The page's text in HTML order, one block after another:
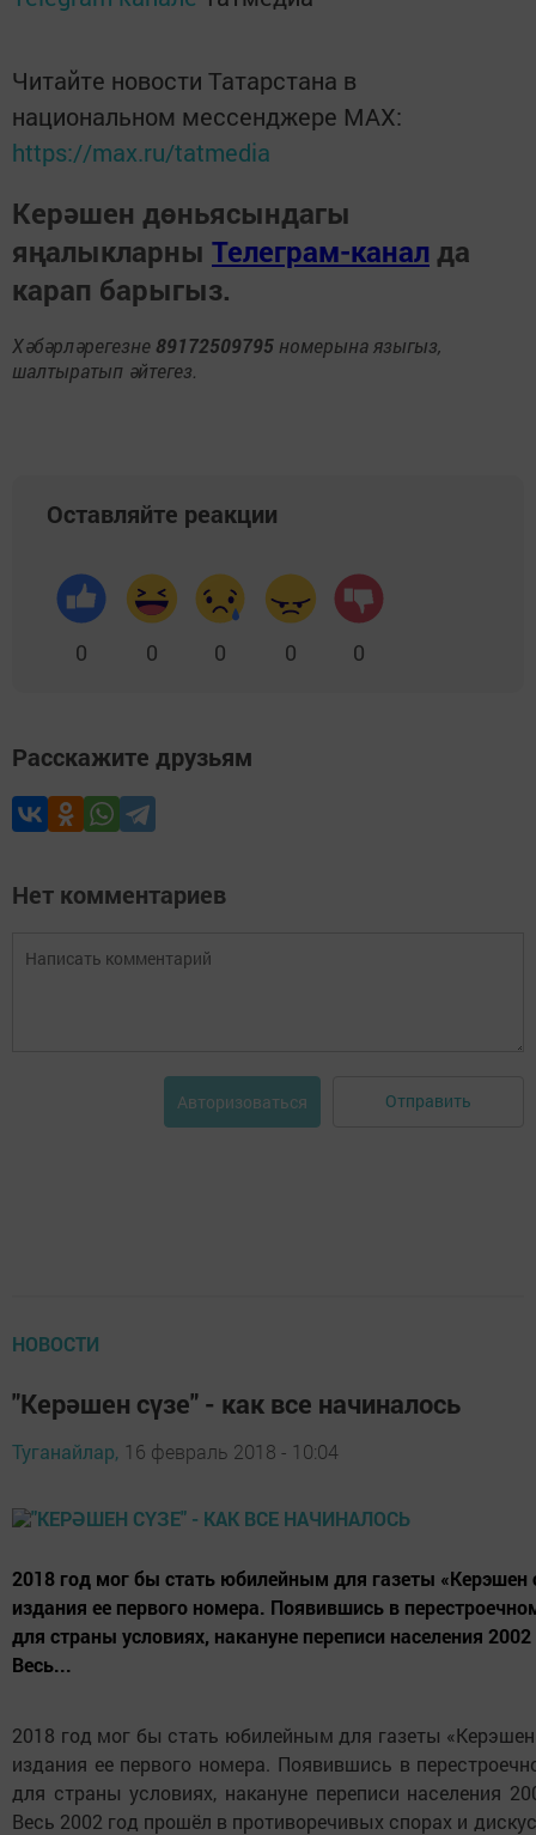
Читайте новости Татарстана в
национальном мессенджере MАХ:
https://max.ru/tatmedia
Керәшен дөньясындагы
яңалыкларны Телеграм-канал да
карап барыгыз.
Хәбәрләрегезне 89172509795 номерына языгыз,
шалтыратып әйтегез.
Оставляйте реакции
0 0 0 0 0
Расскажите друзьям
Нет комментариев
Авторизоваться Отправить
НОВОСТИ
"Керәшен сүзе" - как все начиналось
Туганайлар, 16 февраль 2018 - 10:04
2018 год мог бы стать юбилейным для газеты «Керэшен
издания ее первого номера. Появившись в
для страны условиях, накануне переписи населения
Весь...
2018 год мог бы стать юбилейным для газеты
издания ее первого номера. Появившись в
для страны условиях, накануне переписи населения
Весь 2002 год прошёл в противоречивых спорах и